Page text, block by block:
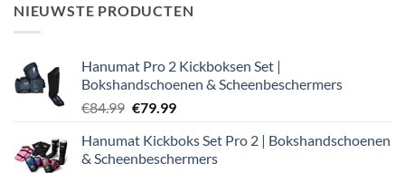
NIEUWSTE PRODUCTEN
Hanumat Pro 2 Kickboksen Set |
Bokshandschoenen & Scheenbeschermers
€84.99 Oorspronkelijke
was:
€84.99.
€79.99Huidige
is:
€79.99.
Hanumat Kickboks Set Pro 2 | Bokshandschoenen
& Scheenbeschermers